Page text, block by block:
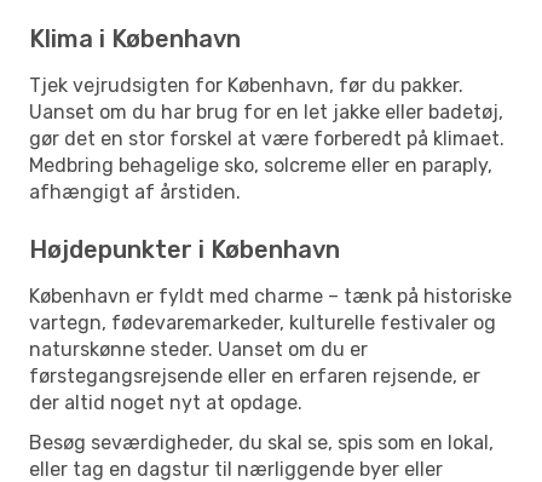
Klima i København
Tjek vejrudsigten for København, før du pakker.
Uanset om du har brug for en let jakke eller badetøj,
gør det en stor forskel at være forberedt på klimaet.
Medbring behagelige sko, solcreme eller en paraply,
afhængigt af årstiden.
Højdepunkter i København
København er fyldt med charme – tænk på historiske
vartegn, fødevaremarkeder, kulturelle festivaler og
naturskønne steder. Uanset om du er
førstegangsrejsende eller en erfaren rejsende, er
der altid noget nyt at opdage.
Besøg seværdigheder, du skal se, spis som en lokal,
eller tag en dagstur til nærliggende byer eller